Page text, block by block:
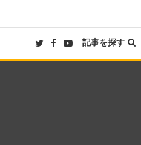
記事を探す